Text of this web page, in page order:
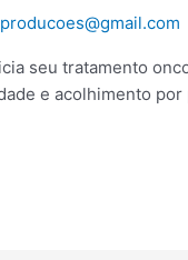
seu tratamento
e acolhimento